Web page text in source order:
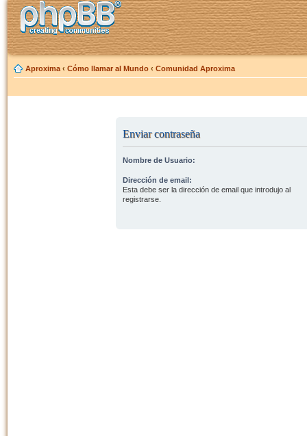
Aproxima ‹ Cómo llamar al Mundo ‹ Comunidad Aproxima
Enviar contraseña
Nombre de Usuario:
Dirección de email:
Esta debe ser la dirección de email que introdujo al
registrarse.